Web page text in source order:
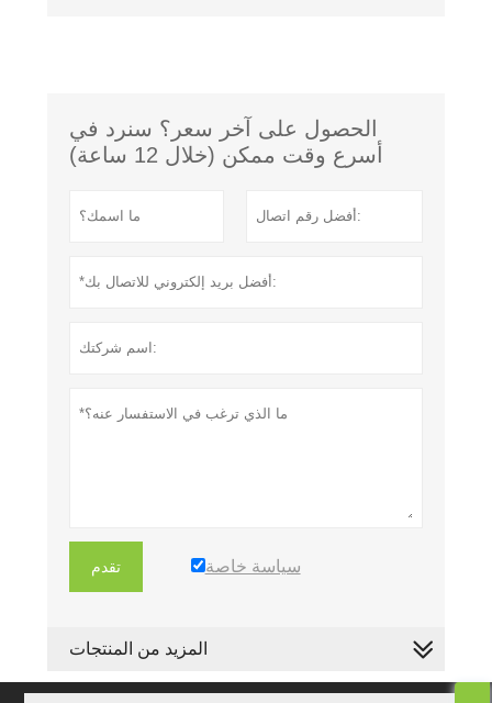
الحصول على آخر سعر؟ سنرد في
أسرع وقت ممكن (خلال 12 ساعة)
تقدم سياسة خاصة
المزيد من المنتجات